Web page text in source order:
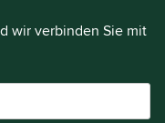
wir verbinden Sie mit